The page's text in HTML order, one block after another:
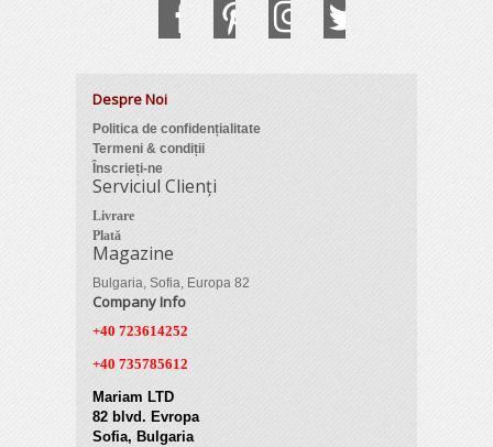
Despre Noi
Politica de confidențialitate
Termeni & condiții
Înscrieți-ne
Serviciul Clienți
Livrare
Plată
Magazine
Bulgaria, Sofia, Europa 82
Company Info
+40 723614252
+40 735785612
Mariam LTD
82 blvd. Evropa
Sofia, Bulgaria